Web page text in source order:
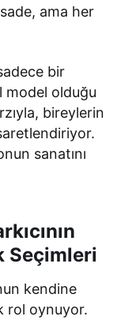
ama her
bir
model olduğu
bireylerin
sanatını
Seçimleri
kendine
rol oynuyor.